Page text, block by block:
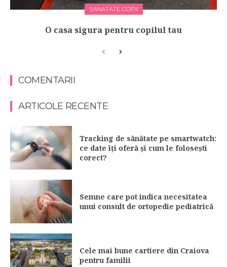
SANATATE COPII
O casa sigura pentru copilul tau
COMENTARII
ARTICOLE RECENTE
Tracking de sănătate pe smartwatch:
ce date îți oferă și cum le folosești
corect?
Semne care pot indica necesitatea
unui consult de ortopedie pediatrică
Cele mai bune cartiere din Craiova
pentru familii